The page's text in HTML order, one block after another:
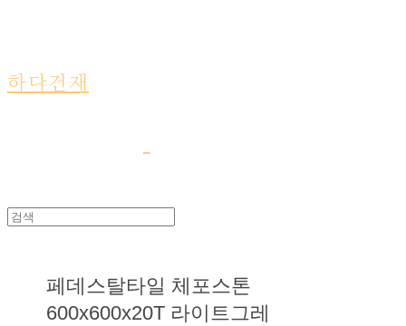
하다건재
페데스탈타일 체포스톤
600x600x20T 라이트그레